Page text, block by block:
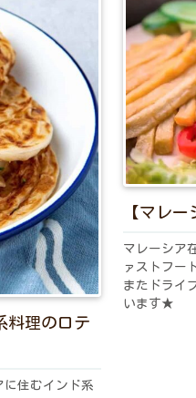
料理のロテ
に住むインド系
【マレ
マレーシア
ァストフー
またドライ
います★